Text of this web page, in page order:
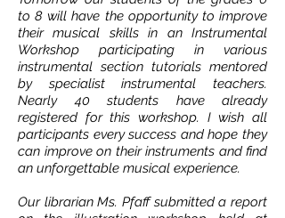
to 8 will have the opportunity to improve
their musical skills in an Instrumental
Workshop participating in various
instrumental section tutorials mentored
by specialist instrumental teachers.
Nearly 40 students have already
registered for this workshop. I wish all
participants every success and hope they
can improve on their instruments and find
an unforgettable musical experience.
Our librarian Ms. Pfaff submitted a report